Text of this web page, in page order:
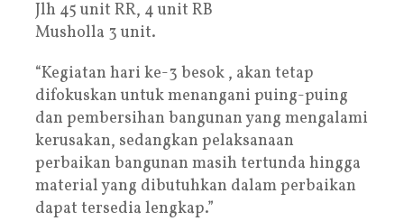
Jlh 45 unit RR, 4 unit RB
Musholla 3 unit.
“Kegiatan hari ke-3 besok , akan tetap
difokuskan untuk menangani puing-puing
dan pembersihan bangunan yang mengalami
kerusakan, sedangkan pelaksanaan
perbaikan bangunan masih tertunda hingga
material yang dibutuhkan dalam perbaikan
dapat tersedia lengkap.”